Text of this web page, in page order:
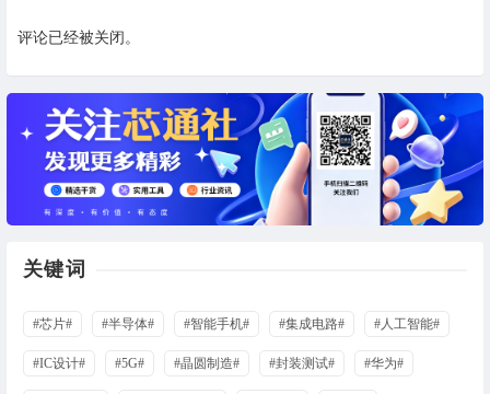
评论已经被关闭。
关键词
#芯片# #半导体# #智能手机# #集成电路# #人工智能#
#IC设计# #5G# #晶圆制造# #封装测试# #华为#